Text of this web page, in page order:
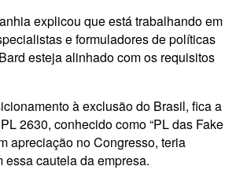
explicou que está trabalhando em
e formuladores de políticas
esteja alinhado com os requisitos
à exclusão do Brasil, fica a
2630, conhecido como “PL das Fake
apreciação no Congresso, teria
essa cautela da empresa.